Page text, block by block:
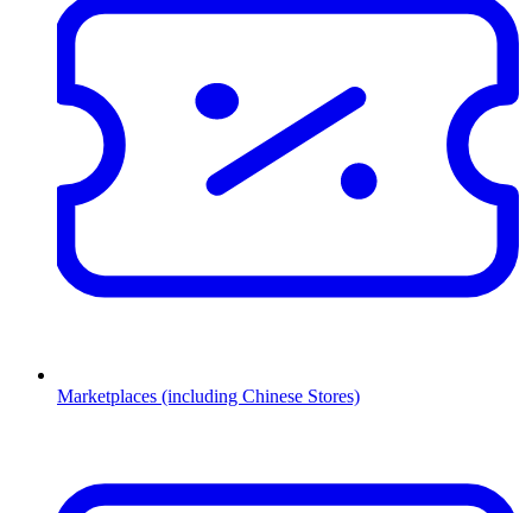
Marketplaces (including Chinese Stores)